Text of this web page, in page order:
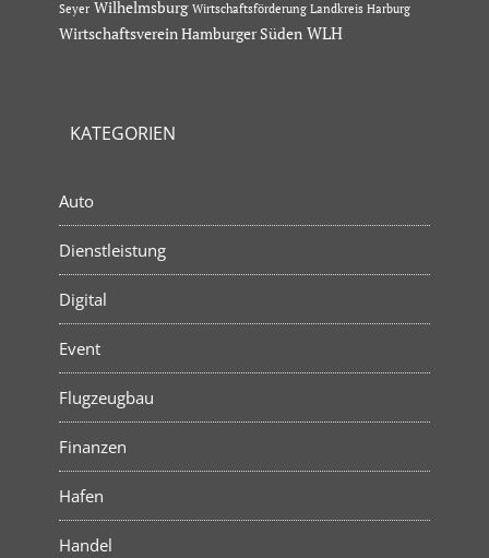
Seyer Wilhelmsburg Wirtschaftsförderung Landkreis Harburg
Wirtschaftsverein Hamburger Süden WLH
KATEGORIEN
Auto
Dienstleistung
Digital
Event
Flugzeugbau
Finanzen
Hafen
Handel